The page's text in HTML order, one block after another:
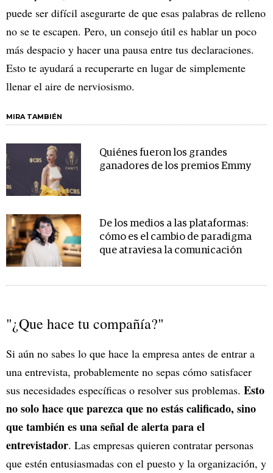
puede ser difícil asegurarte de que esas palabras de relleno
no se te escapen. Pero, un consejo útil es hablar un poco
más despacio y hacer una pausa entre tus declaraciones.
Esto te ayudará a recuperarte en lugar de simplemente
llenar el aire de nerviosismo.
MIRA TAMBIÉN
Quiénes fueron los grandes
ganadores de los premios Emmy
De los medios a las plataformas:
cómo es el cambio de paradigma
que atraviesa la comunicación
"¿Que hace tu compañía?"
Si aún no sabes lo que hace la empresa antes de entrar a
una entrevista, probablemente no sepas cómo satisfacer
sus necesidades específicas o resolver sus problemas. Esto
no solo hace que parezca que no estás calificado, sino
que también es una señal de alerta para el
entrevistador. Las empresas quieren contratar personas
que estén entusiasmadas con el puesto y la organización, y